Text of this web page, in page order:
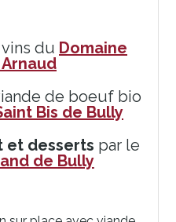
du Domaine
de boeuf bio
Bis de Bully
et desserts par le
de Bully